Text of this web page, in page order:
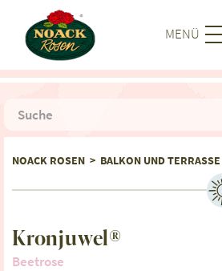
MENÜ
NOACK ROSEN > BALKON UND TERRASSE
Kronjuwel®
Beetrose